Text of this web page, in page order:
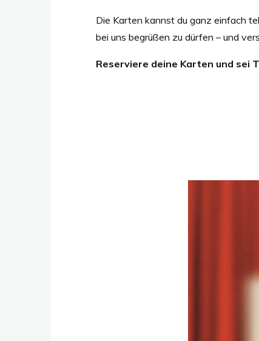
Die Karten kannst du ganz einfach
bei uns begrüßen zu dürfen – und
Reserviere deine Karten und sei